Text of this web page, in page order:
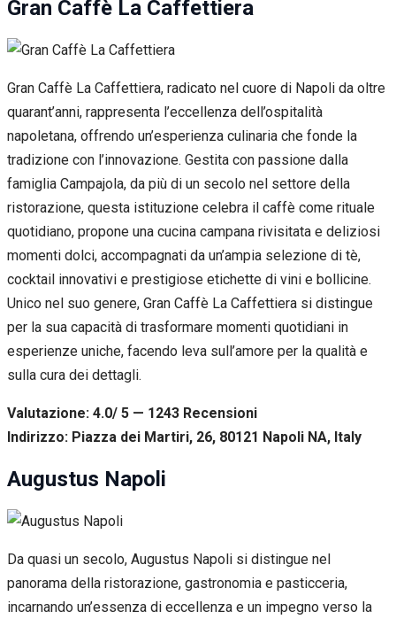
Gran Caffè La Caffettiera
Gran Caffè La Caffettiera, radicato nel cuore di Napoli da oltre
quarant’anni, rappresenta l’eccellenza dell’ospitalità
napoletana, offrendo un’esperienza culinaria che fonde la
tradizione con l’innovazione. Gestita con passione dalla
famiglia Campajola, da più di un secolo nel settore della
ristorazione, questa istituzione celebra il caffè come rituale
quotidiano, propone una cucina campana rivisitata e deliziosi
momenti dolci, accompagnati da un’ampia selezione di tè,
cocktail innovativi e prestigiose etichette di vini e bollicine.
Unico nel suo genere, Gran Caffè La Caffettiera si distingue
per la sua capacità di trasformare momenti quotidiani in
esperienze uniche, facendo leva sull’amore per la qualità e
sulla cura dei dettagli.
Valutazione: 4.0/ 5 — 1243 Recensioni
Indirizzo: Piazza dei Martiri, 26, 80121 Napoli NA, Italy
Augustus Napoli
Da quasi un secolo, Augustus Napoli si distingue nel
panorama della ristorazione, gastronomia e pasticceria,
incarnando un’essenza di eccellenza e un impegno verso la